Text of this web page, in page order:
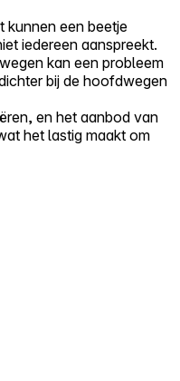
kunnen een beetje
iedereen aanspreekt.
kan een probleem
bij de hoofdwegen
en het aanbod van
het lastig maakt om